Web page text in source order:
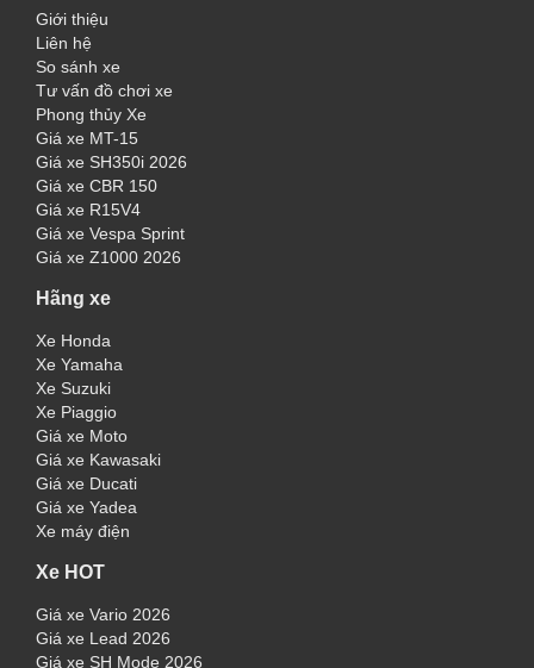
Giới thiệu
Liên hệ
So sánh xe
Tư vấn đồ chơi xe
Phong thủy Xe
Giá xe MT-15
Giá xe SH350i 2026
Giá xe CBR 150
Giá xe R15V4
Giá xe Vespa Sprint
Giá xe Z1000 2026
Hãng xe
Xe Honda
Xe Yamaha
Xe Suzuki
Xe Piaggio
Giá xe Moto
Giá xe Kawasaki
Giá xe Ducati
Giá xe Yadea
Xe máy điện
Xe HOT
Giá xe Vario 2026
Giá xe Lead 2026
Giá xe SH Mode 2026